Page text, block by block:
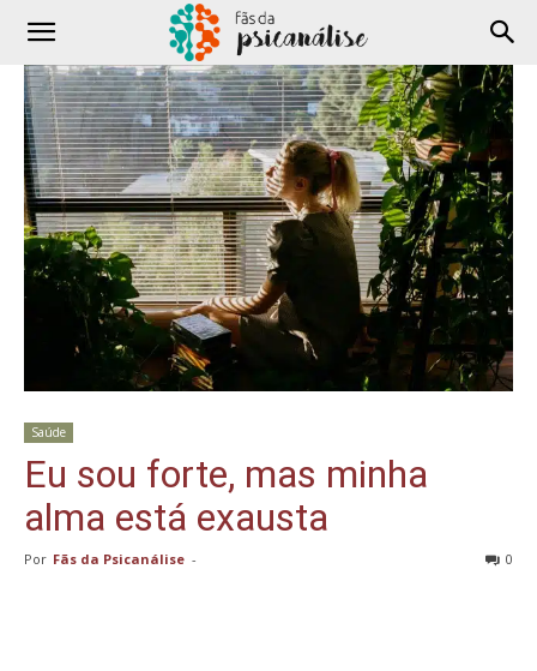
Saúde
Eu sou forte, mas minha
alma está exausta
Por Fãs da Psicanálise - 0